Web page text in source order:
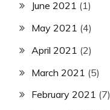
June 2021 (1)
May 2021 (4)
April 2021 (2)
March 2021 (5)
February 2021 (7)